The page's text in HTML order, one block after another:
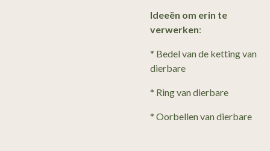
Ideeën om erin te
verwerken:
* Bedel van de ketting van
dierbare
* Ring van dierbare
* Oorbellen van dierbare